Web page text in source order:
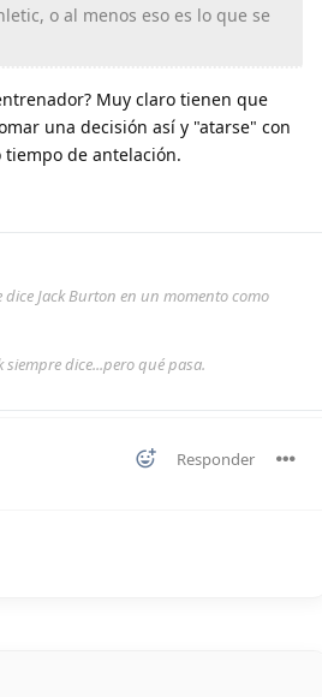
o al menos eso es lo que se
Muy claro tienen que
una decisión así y "atarse" con
de antelación.
dice Jack Burton en un momento como
siempre dice...pero qué pasa.
Responder